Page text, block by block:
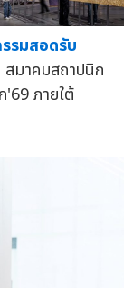
รมสอดรับ
มาคมสถาปนิก
ภายใต้